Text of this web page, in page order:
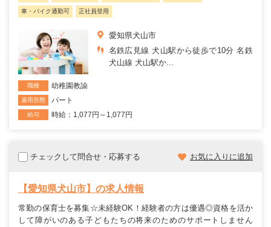
車・バイク通勤可 正社員登用
愛知県犬山市
名鉄広見線 犬山駅から徒歩で10分 名鉄
犬山線 犬山駅か...
職種 幼稚園教諭
雇用形態 パート
給与 時給：1,077円～1,077円
チェックして問合せ・応募する お気に入りに追加
【愛知県犬山市】の求人情報
常勤の保育士を募集☆未経験OK！経験者の方は優遇◎資格を活か
して障がいのある子どもたちの将来のためのサポートしません